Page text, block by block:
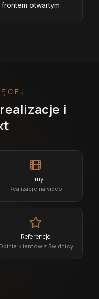
otwartym
i
Filmy
Realizacje na video
Referencje
klientów z Świdnicy